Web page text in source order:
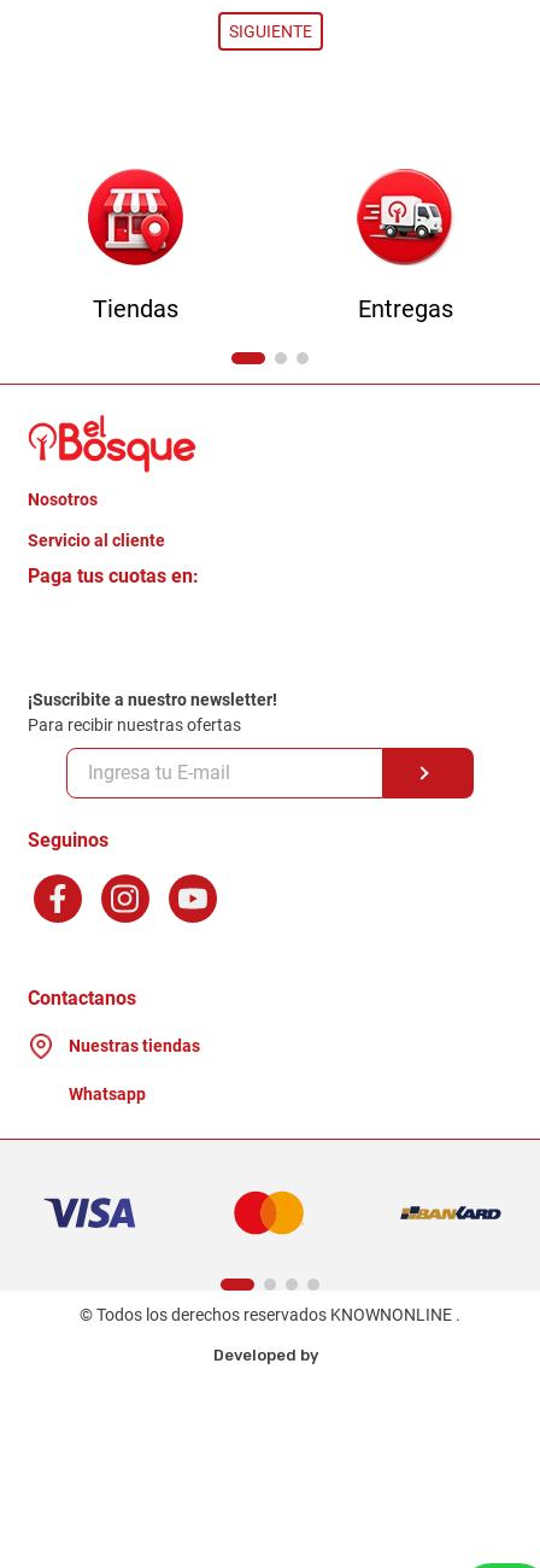
Tiendas Entregas
Nosotros
Quienes somos
Trabaja con Nosotros
Servicio al cliente
Crédito Directo
Politica de Privacidad
Políticas y condiciones GiftCard
Formas de Pago
Terminos y Condiciones
Factura Electronica
Ganadores - Promociones
Paga tus cuotas en:
¡Suscribite a nuestro newsletter!
Para recibir nuestras ofertas
Seguinos
Contactanos
Nuestras tiendas
Whatsapp
© Todos los derechos reservados KNOWNONLINE .
Developed by